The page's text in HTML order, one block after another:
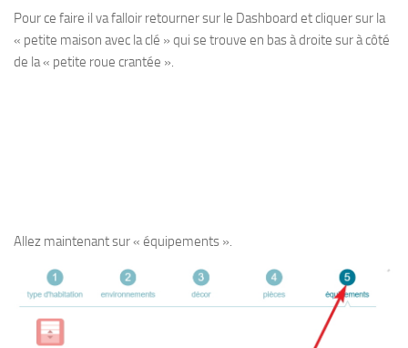
Pour ce faire il va falloir retourner sur le Dashboard et cliquer sur la
« petite maison avec la clé » qui se trouve en bas à droite sur à côté
de la « petite roue crantée ».
Allez maintenant sur « équipements ».